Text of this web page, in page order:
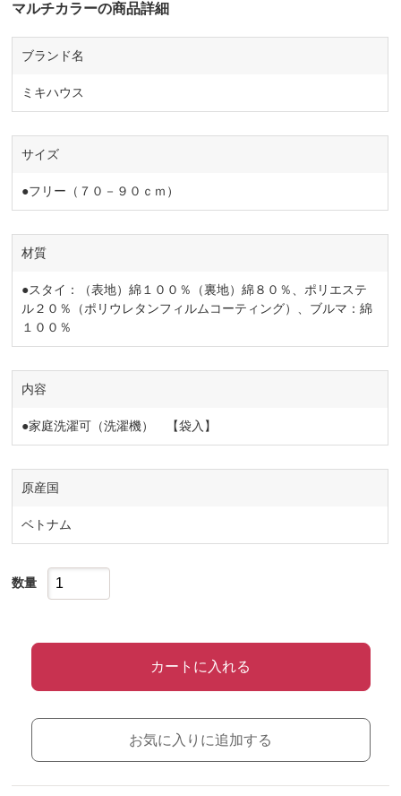
マルチカラーの商品詳細
ブランド名
ミキハウス
サイズ
●フリー（７０－９０ｃｍ）
材質
●スタイ：（表地）綿１００％（裏地）綿８０％、ポリエステ
ル２０％（ポリウレタンフィルムコーティング）、ブルマ：綿
１００％
内容
●家庭洗濯可（洗濯機） 【袋入】
原産国
ベトナム
数量
カートに入れる
お気に入りに追加する